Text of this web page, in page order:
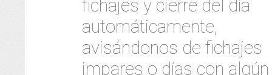
fichajes y cierre del día
automáticamente,
avisándonos de fichajes
impares o días con algún